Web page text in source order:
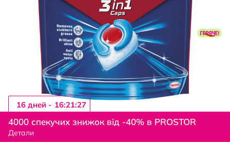
Перейти
к
началу
галереи
4000 спекучих знижок від -40% в PROSTOR
Детали
16 дней - 16:21:27